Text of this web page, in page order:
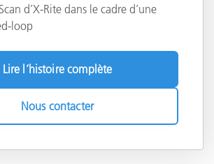
d’X-Rite dans le cadre d’une
loop
Lire l’histoire complète
Nous contacter